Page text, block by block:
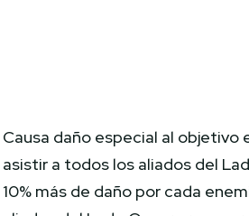
Causa daño especial al objetivo
asistir a todos los aliados del
10% más de daño por cada